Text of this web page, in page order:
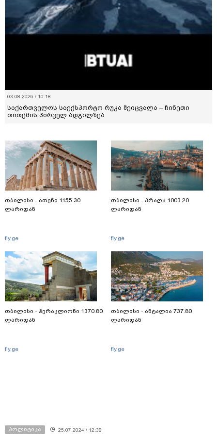
03.08.2026 / 10:18
საქართველოს საექსპორტო რუკა შეიცვალა – ჩინეთი
თითქმის პირველ ადგილზეა
თბილისი - ათენი 1155.30
ლარიდან
fly.ge
თბილისი - ჰერაკლიონი 1370.80
ლარიდან
fly.ge
თბილისი - პრაღა 1003.20
ლარიდან
fly.ge
თბილისი - ანტალია 737.80
ლარიდან
fly.ge
პოლიტიკა 25.07.2024 / 12:38